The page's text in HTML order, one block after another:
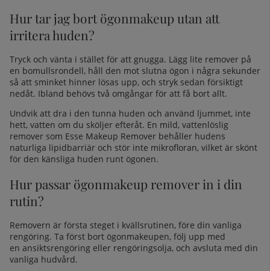
Hur tar jag bort ögonmakeup utan att
irritera huden?
Tryck och vänta i stället för att gnugga. Lägg lite remover på
en bomullsrondell, håll den mot slutna ögon i några sekunder
så att sminket hinner lösas upp, och stryk sedan försiktigt
nedåt. Ibland behövs två omgångar för att få bort allt.
Undvik att dra i den tunna huden och använd ljummet, inte
hett, vatten om du sköljer efteråt. En mild, vattenlöslig
remover som Esse Makeup Remover behåller hudens
naturliga lipidbarriär och stör inte mikrofloran, vilket är skönt
för den känsliga huden runt ögonen.
Hur passar ögonmakeup remover in i din
rutin?
Removern är första steget i kvällsrutinen, före din vanliga
rengöring. Ta först bort ögonmakeupen, följ upp med
en ansiktsrengöring eller rengöringsolja, och avsluta med din
vanliga hudvård.